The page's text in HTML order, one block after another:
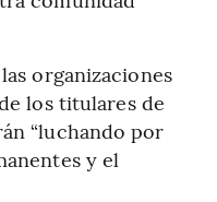
organizaciones
los titulares de
“luchando por
y el